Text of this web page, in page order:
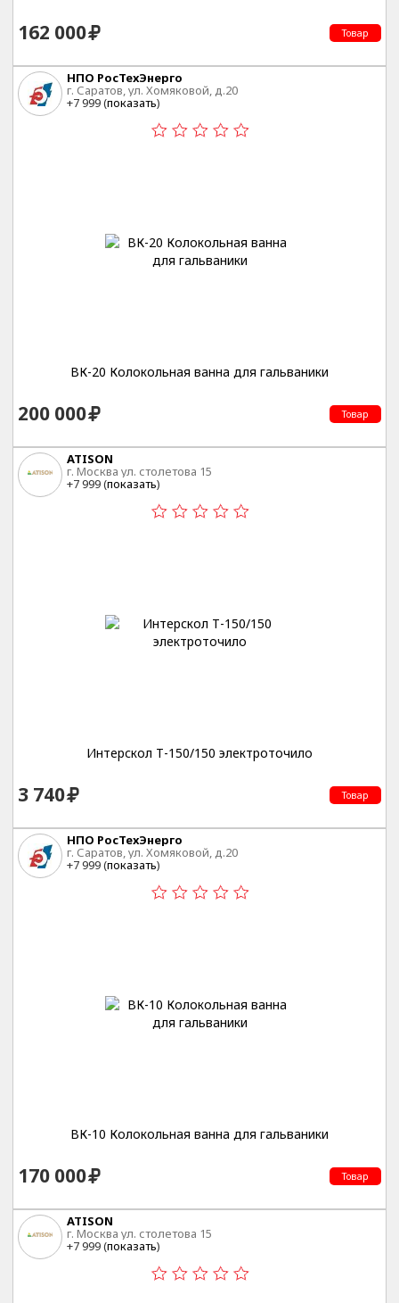
162 000 Товар
НПО РосТехЭнерго
г. Саратов, ул. Хомяковой, д.20
+7 999 (показать)
ВК-20 Колокольная ванна для гальваники
200 000 Товар
ATISON
г. Москва ул. столетова 15
+7 999 (показать)
Интерскол Т-150/150 электроточило
3 740 Товар
НПО РосТехЭнерго
г. Саратов, ул. Хомяковой, д.20
+7 999 (показать)
ВК-10 Колокольная ванна для гальваники
170 000 Товар
ATISON
г. Москва ул. столетова 15
+7 999 (показать)